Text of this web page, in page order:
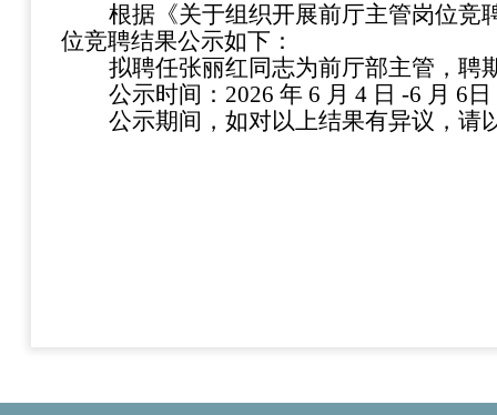
根据《关于组织开展前厅主管岗位竞
位竞聘结果公示如下：
拟聘任张丽红 同志为前厅部主管，聘
公示时间 ： 2026 年 6 月 4 日 -6 月 6日
公示期间，如对以上结果有异议，请